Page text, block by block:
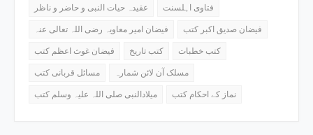
عقیدہ حیات النبی و حاضر و ناظر
فتاوی اہلسنت
فیضان امیر معاویہ رضی اللہ تعالی عنہ
فیضان صدیق اکبر کتب
فیضان غوث اعظم کتب
کتب تاریخ
کتب خطبات
مسائل قربانی کتب
مسلک آن لائن شمارہ
میلادالنبی صلی اللہ علیہ وسلم کتب
نماز کے احکام کتب